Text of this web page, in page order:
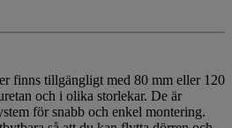
finns tillgängligt med 80 mm eller 120
och i olika storlekar. De är
för snabb och enkel montering.